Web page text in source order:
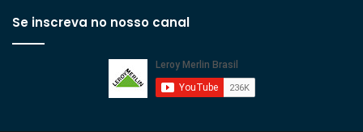
Se inscreva no nosso canal